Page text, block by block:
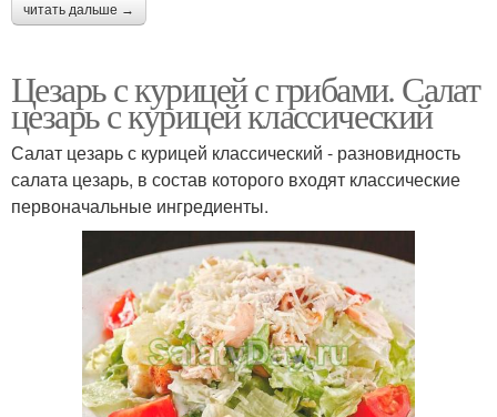
читать дальше →
Цезарь с курицей с грибами. Салат
цезарь с курицей классический
Салат цезарь с курицей классический - разновидность
салата цезарь, в состав которого входят классические
первоначальные ингредиенты.